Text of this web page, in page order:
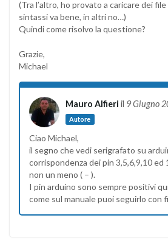
(Tra l’altro, ho provato a caricare dei
sintassi va bene, in altri no…)
Quindi come risolvo la questione?
Grazie,
Michael
Mauro Alfieri il 9 Giugno
Autore
Ciao Michael,
il segno che vedi serigrafato su
corrispondenza dei pin 3,5,6,9,10 ed
non un meno ( – ).
I pin arduino sono sempre positivi
come sul manuale puoi seguirlo con